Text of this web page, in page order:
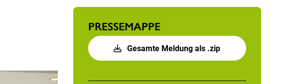
PRESSEMAPPE
Gesamte Meldung als .zip